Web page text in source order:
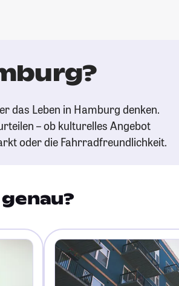
das Leben in Hamburg denken.
– ob kulturelles Angebot
oder die Fahrradfreundlichkeit.